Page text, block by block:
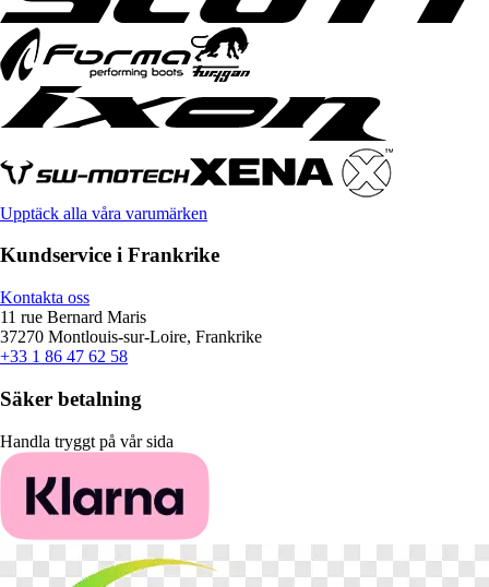
Upptäck alla våra varumärken
Kundservice i Frankrike
Kontakta oss
11 rue Bernard Maris
37270 Montlouis-sur-Loire, Frankrike
+33 1 86 47 62 58
Säker betalning
Handla tryggt på vår sida